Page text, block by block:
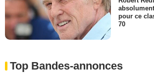
pour ce
70
Top Bandes-annonces